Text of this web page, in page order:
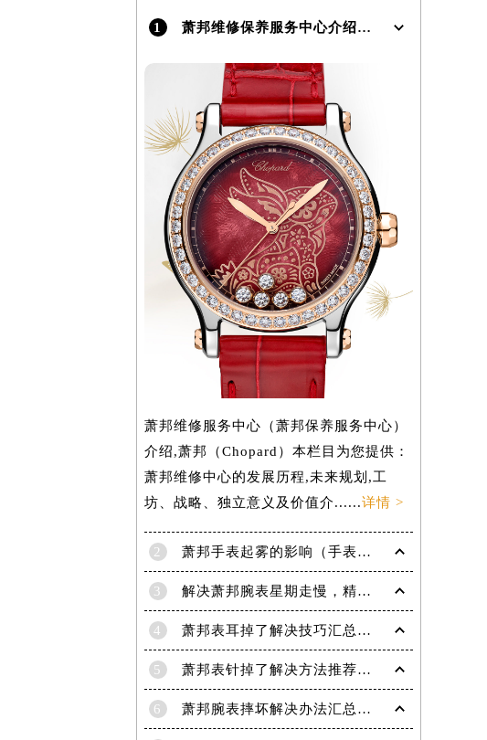
提前预约）
1 萧邦维修保养服务中心介绍 | Chopard
萧邦维修服务中心（萧邦保养服务中心）
介绍,萧邦（Chopard）本栏目为您提供：
萧邦维修中心的发展历程,未来规划,工
坊、战略、独立意义及价值介......详情 >
2 萧邦手表起雾的影响（手表起雾维护建议）
3 解决萧邦腕表星期走慢，精准调校秘籍在这里
4 萧邦表耳掉了解决技巧汇总（轻松修复爱表的小妙招）
5 萧邦表针掉了解决方法推荐（轻松修复你的爱表）
6 萧邦腕表摔坏解决办法汇总（专业修复与日常保养技巧）